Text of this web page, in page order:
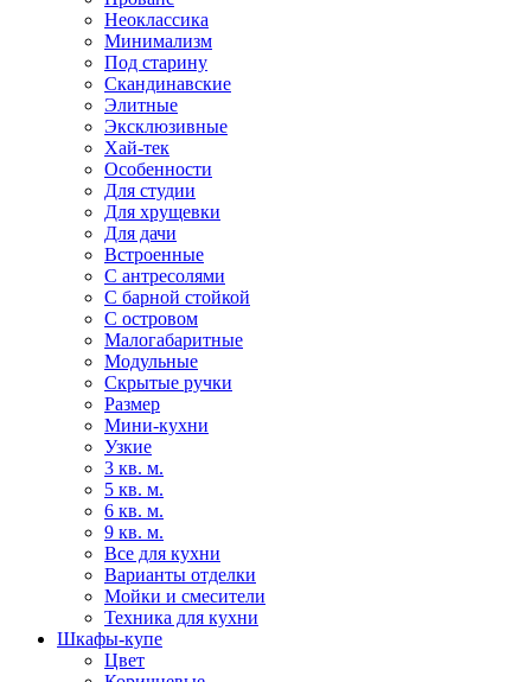
Неоклассика
Минимализм
Под старину
Скандинавские
Элитные
Эксклюзивные
Хай-тек
Особенности
Для студии
Для хрущевки
Для дачи
Встроенные
С антресолями
С барной стойкой
С островом
Малогабаритные
Модульные
Скрытые ручки
Размер
Мини-кухни
Узкие
3 кв. м.
5 кв. м.
6 кв. м.
9 кв. м.
Все для кухни
Варианты отделки
Мойки и смесители
Техника для кухни
Шкафы-купе
Цвет